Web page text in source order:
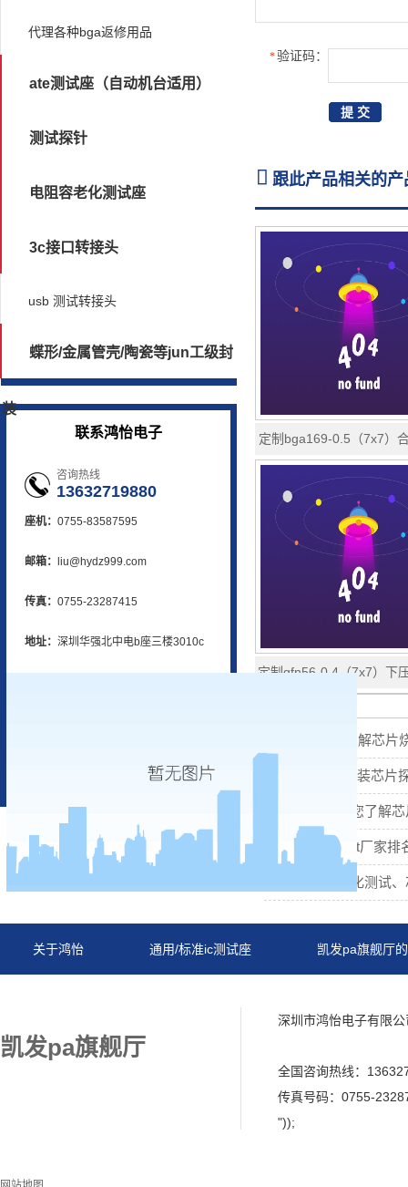
*验证码：
 跟此产品相关的
定制bga169-0.5（7x7）
定制qfn56-0.4（7x7）下
ic测试socket厂家排
代理各种bga返修用品
ate测试座（自动机台适用）
测试探针
电阻容老化测试座
3c接口转接头
usb 测试转接头
蝶形/金属管壳/陶瓷等jun工级封
装
联系鸿怡电子
咨询热线
13632719880
座机： 0755-83587595
邮箱： liu@hydz999.com
传真： 0755-23287415
地址： 深圳华强北中电b座三楼3010c
关于鸿怡 通用/标准ic测试座 凯发pa旗舰厅
凯发pa旗舰厅
深圳市鸿怡电子有限
全国咨询热线：
传真号码：0755-
"));